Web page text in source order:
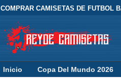
COMPRAR CAMISETAS DE FUTBOL
Inicio Copa Del Mundo 2026